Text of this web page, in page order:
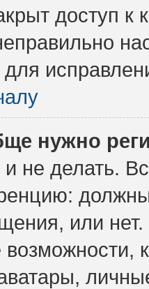
доступ к
нужно
не делать.
или